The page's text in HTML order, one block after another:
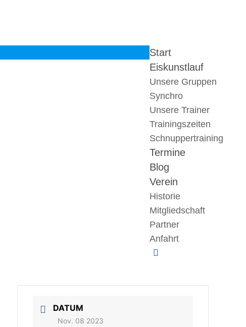
Start
Eiskunstlauf
Unsere Gruppen
Synchro
Unsere Trainer
Trainingszeiten
Schnuppertraining
Termine
Blog
Verein
Historie
Mitgliedschaft
Partner
Anfahrt
DATUM
Nov. 08 2023